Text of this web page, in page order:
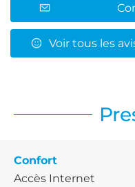
Voir tous les
Confort
Accès Internet